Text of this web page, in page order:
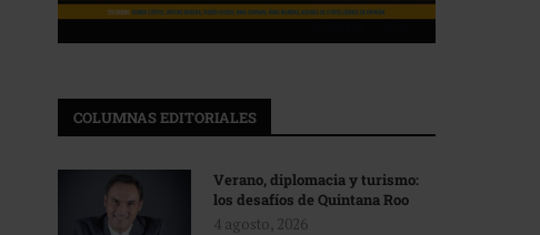
COLUMNAS EDITORIALES
Verano, diplomacia y turismo:
los desafíos de Quintana Roo
4 agosto, 2026